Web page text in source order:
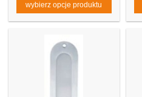
wybierz opcje produktu